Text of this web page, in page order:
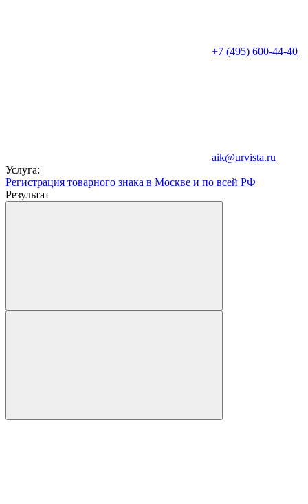
+7 (495) 600-44-40
aik@urvista.ru
Услуга:
Регистрация товарного знака в Москве и по всей РФ
Результат